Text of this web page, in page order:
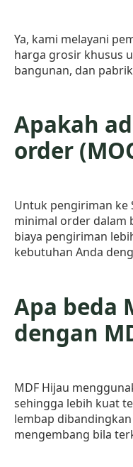
Ya, kami melayani
harga grosir khusus
bangunan, dan
Apakah
order
Untuk pengiriman ke
minimal order dalam
biaya pengiriman
kebutuhan Anda
Apa beda
dengan
MDF Hijau
sehingga lebih kuat
lembap
mengembang bila